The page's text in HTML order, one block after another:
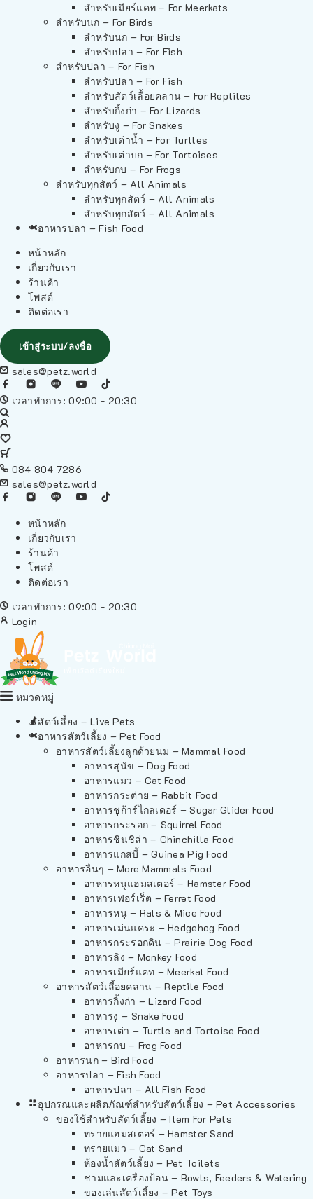
สำหรับเมียร์แคท – For Meerkats
สำหรับนก – For Birds
สำหรับนก – For Birds
สำหรับปลา – For Fish
สำหรับปลา – For Fish
สำหรับปลา – For Fish
สำหรับสัตว์เลื้อยคลาน – For Reptiles
สำหรับกิ้งก่า – For Lizards
สำหรับงู – For Snakes
สำหรับเต่าน้ำ – For Turtles
สำหรับเต่าบก – For Tortoises
สำหรับกบ – For Frogs
สำหรับทุกสัตว์ – All Animals
สำหรับทุกสัตว์ – All Animals
สำหรับทุกสัตว์ – All Animals
อาหารปลา – Fish Food
หน้าหลัก
เกี่ยวกับเรา
ร้านค้า
โพสต์
ติดต่อเรา
เข้าสู่ระบบ/ลงชื่อ
sales@petz.world
เวลาทำการ: 09:00 - 20:30
084 804 7286
sales@petz.world
หน้าหลัก
เกี่ยวกับเรา
ร้านค้า
โพสต์
ติดต่อเรา
เวลาทำการ: 09:00 - 20:30
Login
หมวดหมู่
สัตว์เลี้ยง – Live Pets
อาหารสัตว์เลี้ยง – Pet Food
อาหารสัตว์เลี้ยงลูกด้วยนม – Mammal Food
อาหารสุนัข – Dog Food
อาหารแมว – Cat Food
อาหารกระต่าย – Rabbit Food
อาหารชูก้าร์ไกลเดอร์ – Sugar Glider Food
อาหารกระรอก – Squirrel Food
อาหารชินชิล่า – Chinchilla Food
อาหารแกสบี้ – Guinea Pig Food
อาหารอื่นๆ – More Mammals Food
อาหารหนูแฮมสเตอร์ – Hamster Food
อาหารเฟอร์เร็ต – Ferret Food
อาหารหนู – Rats & Mice Food
อาหารเม่นแคระ – Hedgehog Food
อาหารกระรอกดิน – Prairie Dog Food
อาหารลิง – Monkey Food
อาหารเมียร์แคท – Meerkat Food
อาหารสัตว์เลี้อยคลาน – Reptile Food
อาหารกิ้งก่า – Lizard Food
อาหารงู – Snake Food
อาหารเต่า – Turtle and Tortoise Food
อาหารกบ – Frog Food
อาหารนก – Bird Food
อาหารปลา – Fish Food
อาหารปลา – All Fish Food
อุปกรณและผลิตภัณฑ์สำหรับสัตว์เลี้ยง – Pet Accessories
ของใช้สำหรับสัตว์เลี้ยง – Item For Pets
ทรายแฮมสเตอร์ – Hamster Sand
ทรายแมว – Cat Sand
ห้องน้ำสัตว์เลี้ยง – Pet Toilets
ชามและเครื่องป้อน – Bowls, Feeders & Watering
ของเล่นสัตว์เลี้ยง – Pet Toys